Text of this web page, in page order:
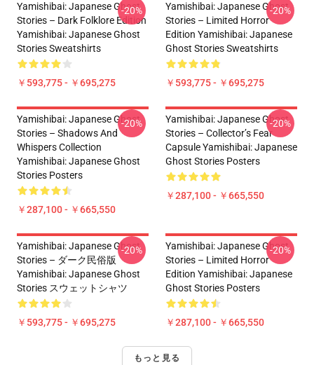
Yamishibai: Japanese Ghost
Stories – Dark Folklore Edition
Yamishibai: Japanese Ghost
Stories Sweatshirts
￥593,775 - ￥695,275
-20%
Yamishibai: Japanese Ghost
Stories – Limited Horror
Edition Yamishibai: Japanese
Ghost Stories Sweatshirts
￥593,775 - ￥695,275
-20%
Yamishibai: Japanese Ghost
Stories – Shadows And
Whispers Collection
Yamishibai: Japanese Ghost
Stories Posters
￥287,100 - ￥665,550
-20%
Yamishibai: Japanese Ghost
Stories – Collector’s Fear
Capsule Yamishibai: Japanese
Ghost Stories Posters
￥287,100 - ￥665,550
-20%
Yamishibai: Japanese Ghost
Stories – ダーク民俗版
Yamishibai: Japanese Ghost
Stories スウェットシャツ
￥593,775 - ￥695,275
-20%
Yamishibai: Japanese Ghost
Stories – Limited Horror
Edition Yamishibai: Japanese
Ghost Stories Posters
￥287,100 - ￥665,550
-20%
もっと見る